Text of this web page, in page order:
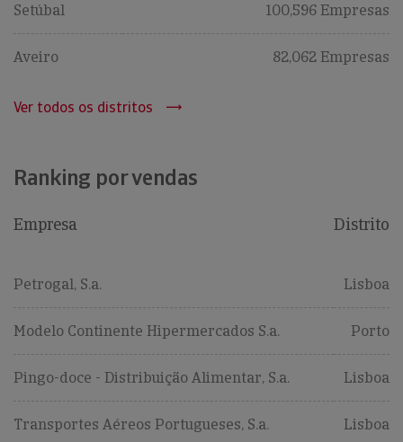
Setúbal 100,596 Empresas
Aveiro 82,062 Empresas
Ver todos os distritos
Ranking por vendas
Empresa Distrito
Petrogal, S.a. Lisboa
Modelo Continente Hipermercados S.a. Porto
Pingo-doce - Distribuição Alimentar, S.a. Lisboa
Transportes Aéreos Portugueses, S.a. Lisboa